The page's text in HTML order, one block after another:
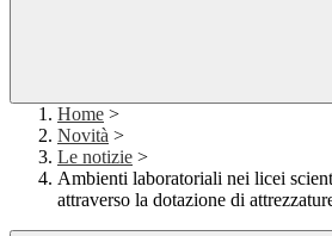
Home >
Novità >
Le notizie >
Ambienti laboratoriali nei licei
attraverso la dotazione di